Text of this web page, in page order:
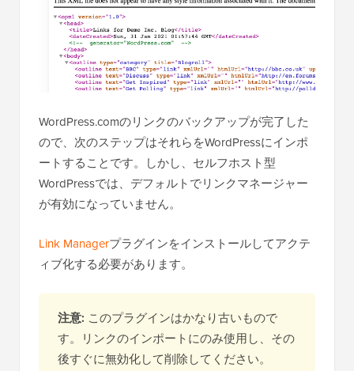
WordPress.comのリンクのバックアップが完了した
ので、次のステップはそれらをWordPressにインポ
ートすることです。しかし、セルフホスト型
WordPressでは、デフォルトでリンクマネージャー
が有効になっていません。
Link Managerプラグインをインストールしてアクテ
ィブ化する必要があります。
注意: このプラグインはかなり古いもので
す。リンクのインポートにのみ使用し、その
後すぐに無効化して削除してください。